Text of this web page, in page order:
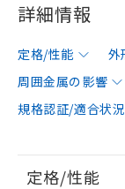
詳細情報
定格/性能 外
周囲金属の影響
規格認証/適合状況
定格/性能